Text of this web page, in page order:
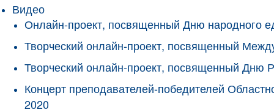
Видео
Онлайн-проект, посвященный Дню народного
Творческий онлайн-проект, посвященный
Творческий онлайн-проект, посвященный Дню
Концерт преподавателей-победителей
2020